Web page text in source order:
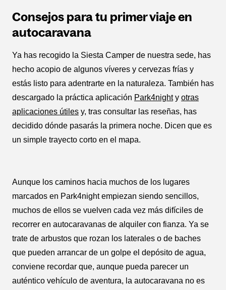
Consejos para tu primer viaje en
autocaravana
Ya has recogido la Siesta Camper de nuestra sede, has
hecho acopio de algunos víveres y cervezas frías y
estás listo para adentrarte en la naturaleza. También has
descargado la práctica aplicación Park4nighty otras
aplicaciones útiles y, tras consultar las reseñas, has
decidido dónde pasarás la primera noche. Dicen que es
un simple trayecto corto en el mapa.
Aunque los caminos hacia muchos de los lugares
marcados en Park4night empiezan siendo sencillos,
muchos de ellos se vuelven cada vez más difíciles de
recorrer en autocaravanas de alquiler con fianza. Ya se
trate de arbustos que rozan los laterales o de baches
que pueden arrancar de un golpe el depósito de agua,
conviene recordar que, aunque pueda parecer un
auténtico vehículo de aventura, la autocaravana no es